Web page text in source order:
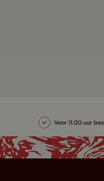
Voor 11.00 uur